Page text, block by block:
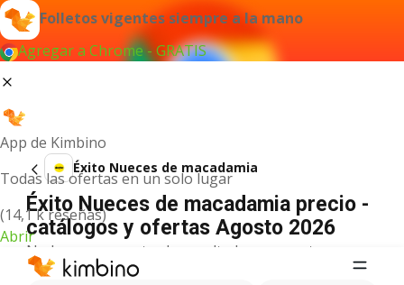
Folletos vigentes siempre a la mano
Agregar a Chrome - GRATIS
App de Kimbino
Todas las ofertas en un solo lugar
(14,1 k reseñas)
Abrir
Éxito Nueces de macadamia
Éxito Nueces de macadamia precio -
catálogos y ofertas Agosto 2026
No hemos encontrado resultados para este
término.